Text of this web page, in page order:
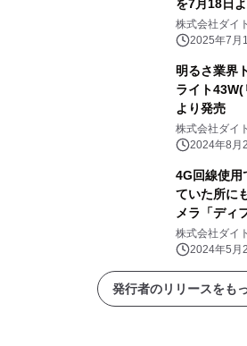
を7月18日
開始 ～紙皿
気に解消～
株式会社ダイ
2025年7月
明るさ業界
ライト43W(
より発売
株式会社ダイ
2024年8月
4G回線使用
ていた所に
メラ「ディ
6/1より先行
株式会社ダイ
2024年5月
発行者のリリースをも